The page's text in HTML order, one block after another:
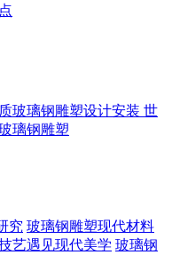
玻璃钢雕塑设计安装 世
璃钢雕塑
究 玻璃钢雕塑现代材料
艺遇见现代美学 玻璃钢